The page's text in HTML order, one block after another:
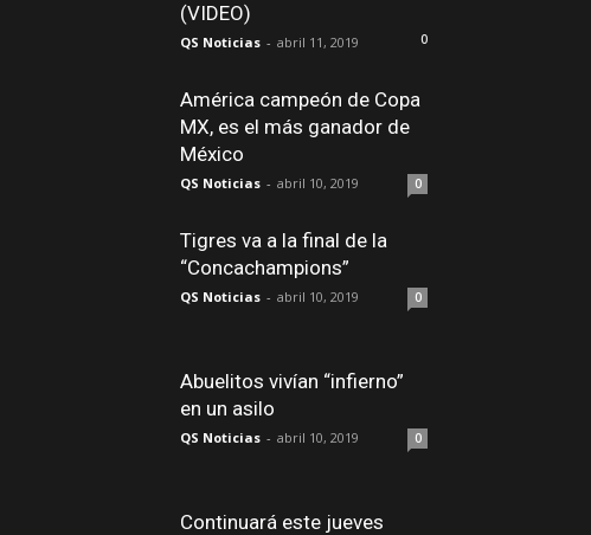
(VIDEO)
QS Noticias - abril 11, 2019 0
América campeón de Copa
MX, es el más ganador de
México
QS Noticias - abril 10, 2019 0
Tigres va a la final de la
“Concachampions”
QS Noticias - abril 10, 2019 0
Abuelitos vivían “infierno”
en un asilo
QS Noticias - abril 10, 2019 0
Continuará este jueves